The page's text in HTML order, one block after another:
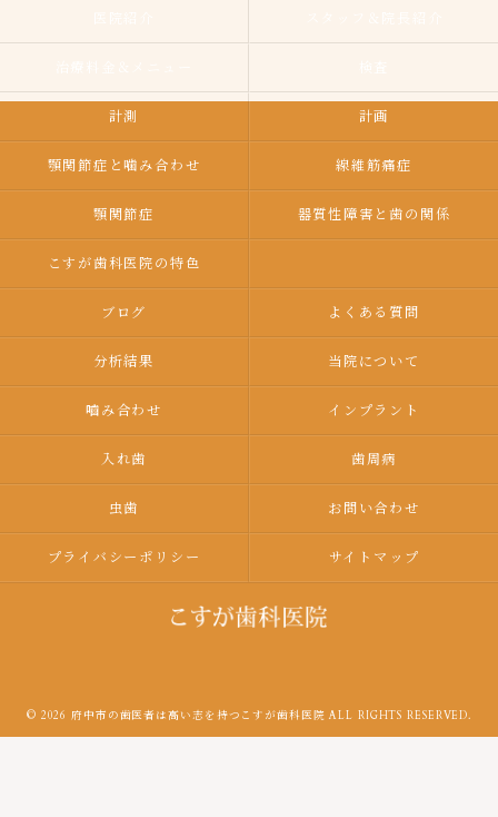
計測 計画
顎関節症と噛み合わせ 線維筋痛症
顎関節症 器質性障害と歯の関係
こすが歯科医院の特色
ブログ よくある質問
分析結果 当院について
嚙み合わせ インプラント
入れ歯 歯周病
虫歯 お問い合わせ
プライバシーポリシー サイトマップ
© 2026 府中市の歯医者は高い志を持つこすが歯科医院 ALL RIGHTS RESERVED.